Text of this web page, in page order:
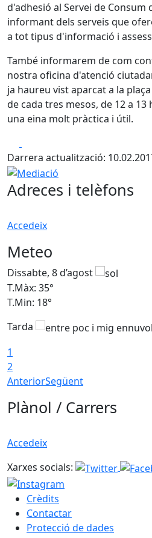
d'adhesió al Servei de
informant dels serveis que
a tot tipus d'informació i
També informarem de com
nostra oficina d'atenció
ja haureu vist aparcat a la
de cada tres mesos, de 12 a
una eina molt pràctica i útil.
Darrera actualització:
Mediació
Adreces i telèfons
Accedeix
Meteo
Dissabte, 8 d’agost
T.Màx: 35°
T.Min: 18°
Tarda
1
2
AnteriorSegüent
Plànol / Carrers
Accedeix
Xarxes socials:
Crèdits
Contactar
Protecció de dades